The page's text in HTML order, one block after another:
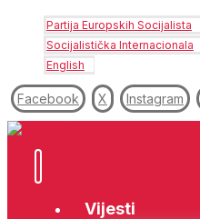
Partija Europskih Socijalista
Socijalistička Internacionala
English
Facebook X Instagram
Vijesti